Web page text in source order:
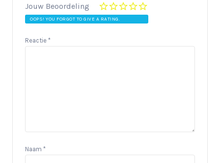
Jouw Beoordeling
OOPS! YOU FORGOT TO GIVE A RATING.
Reactie *
Naam *